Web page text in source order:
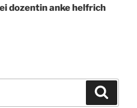
dozentin anke helfrich